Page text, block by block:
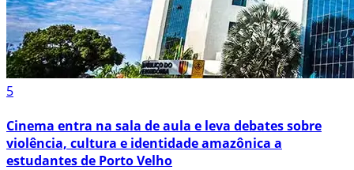
5
Cinema entra na sala de aula e leva debates sobre
violência, cultura e identidade amazônica a
estudantes de Porto Velho